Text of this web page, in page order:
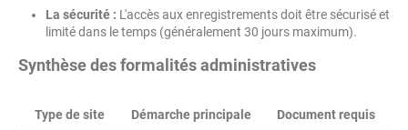
La sécurité : L'accès aux enregistrements doit être sécurisé et
limité dans le temps (généralement 30 jours maximum).
Synthèse des formalités administratives
Type de site Démarche principale Document requis